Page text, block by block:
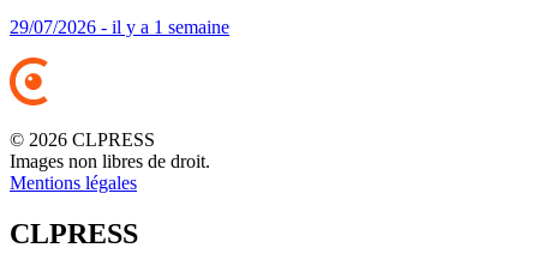
29/07/2026 - il y a 1 semaine
© 2026 CLPRESS
Images non libres de droit.
Mentions légales
CLPRESS